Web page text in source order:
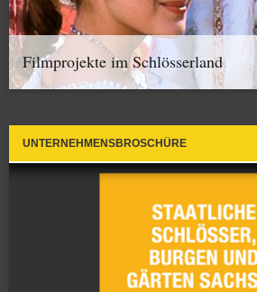
Filmprojekte im Schlösserland
UNTERNEHMENSBROSCHÜRE